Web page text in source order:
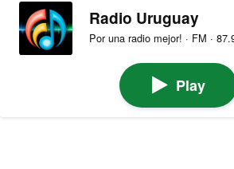
Radio Uruguay
Por una radio mejor! · FM ·
Play